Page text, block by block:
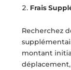
Frais
Recherchez
montant